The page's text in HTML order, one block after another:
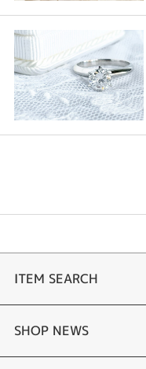
ITEM SEARCH
婚約指輪
SHOP NEWS